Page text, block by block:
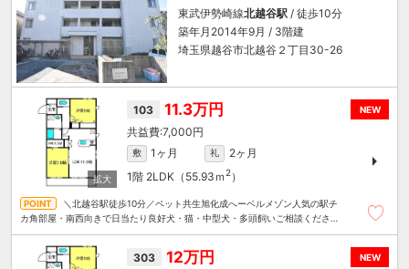
東武伊勢崎線北越谷駅 / 徒歩10分
築年月2014年9月 / 3階建
埼玉県越谷市北越谷２丁目30-26
NEW
103 11.3万円
7,000円
敷 1ヶ月 礼
2ヶ月
1階 2LDK（55.93ｍ 2）
＼北越谷駅徒歩10分／ペット共生旭化成へーベルメゾン人気の駅チ
カ角部屋・南西向きで日当たり良好犬・猫・中型犬・多頭飼いご相談ください
NEW
303 12万円